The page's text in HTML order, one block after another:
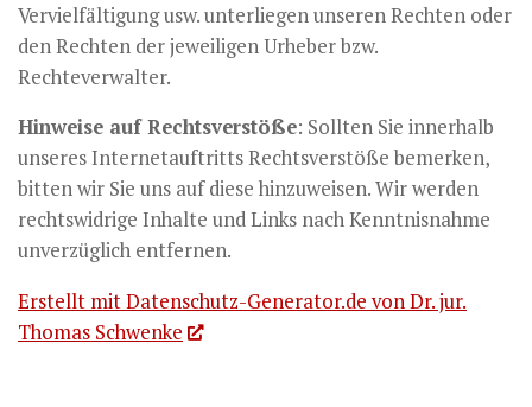
Vervielfältigung usw. unterliegen unseren Rechten oder
den Rechten der jeweiligen Urheber bzw.
Rechteverwalter.
Hinweise auf Rechtsverstöße: Sollten Sie innerhalb
unseres Internetauftritts Rechtsverstöße bemerken,
bitten wir Sie uns auf diese hinzuweisen. Wir werden
rechtswidrige Inhalte und Links nach Kenntnisnahme
unverzüglich entfernen.
Erstellt mit Datenschutz-Generator.de von Dr. jur.
Thomas Schwenke